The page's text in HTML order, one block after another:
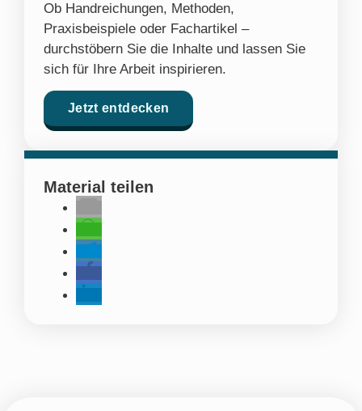
Ob Handreichungen, Methoden,
Praxisbeispiele oder Fachartikel –
durchstöbern Sie die Inhalte und lassen Sie
sich für Ihre Arbeit inspirieren.
Jetzt entdecken
Material teilen